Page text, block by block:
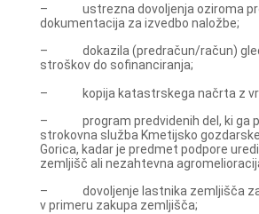
– ustrezna dovoljenja oziroma
dokumentacija za izvedbo naložbe;
– dokazila (predračun/račun)
stroškov do sofinanciranja;
– kopija katastrskega načrta z
– program predvidenih del, ki ga
strokovna služba Kmetijsko
Gorica, kadar je predmet podpore
zemljišč ali nezahtevna
– dovoljenje lastnika zemljišča za
v primeru zakupa zemljišča;